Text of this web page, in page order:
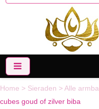
Home > Sieraden >Alle
cubes goud of zilver biba